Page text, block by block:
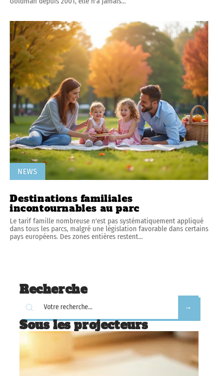
NEWS
Destinations familiales
incontournables au parc
Le tarif famille nombreuse n'est pas systématiquement appliqué
dans tous les parcs, malgré une législation favorable dans certains
pays européens. Des zones entières restent…
Recherche
Sous les projecteurs